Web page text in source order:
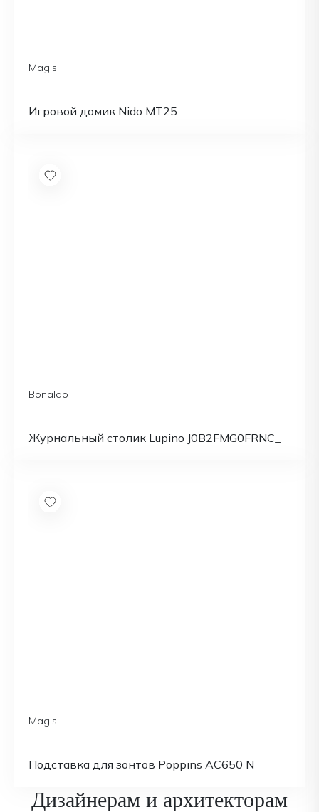
Magis
Игровой домик Nido MT25
Bonaldo
Журнальный столик Lupino J0B2FMG0FRNC_
Magis
Подставка для зонтов Poppins AC650 N
Дизайнерам и архитекторам